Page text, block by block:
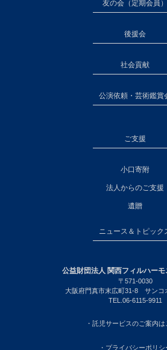
友の会（定期会員）
後援会
社会貢献
公演依頼・芸術鑑賞
ご支援
小口寄附
法人からのご支援
遺贈
ニュース＆トピック
公益財団法人 関西フィルハーモ
〒571-0030
大阪府門真市末広町31-8 サンコ
TEL.06-6115-9911
・託児サービスのご案内は
・プライバシーポリシ